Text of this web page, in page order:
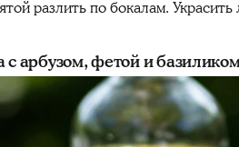
разлить по бокалам.
с арбузом, фетой и